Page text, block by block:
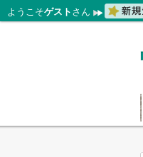
ようこそゲスト さん